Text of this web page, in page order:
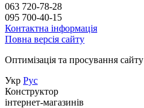
063 720-78-28
095 700-40-15
Контактна інформація
Повна версія сайту
Оптимізація та просування сайту
Укр Рус
Конструктор
інтернет-магазинів